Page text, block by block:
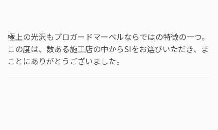
極上の光沢もプロガードマーベルならではの特徴の一つ。
この度は、数ある施工店の中からSIをお選びいただき、ま
ことにありがとうございました。